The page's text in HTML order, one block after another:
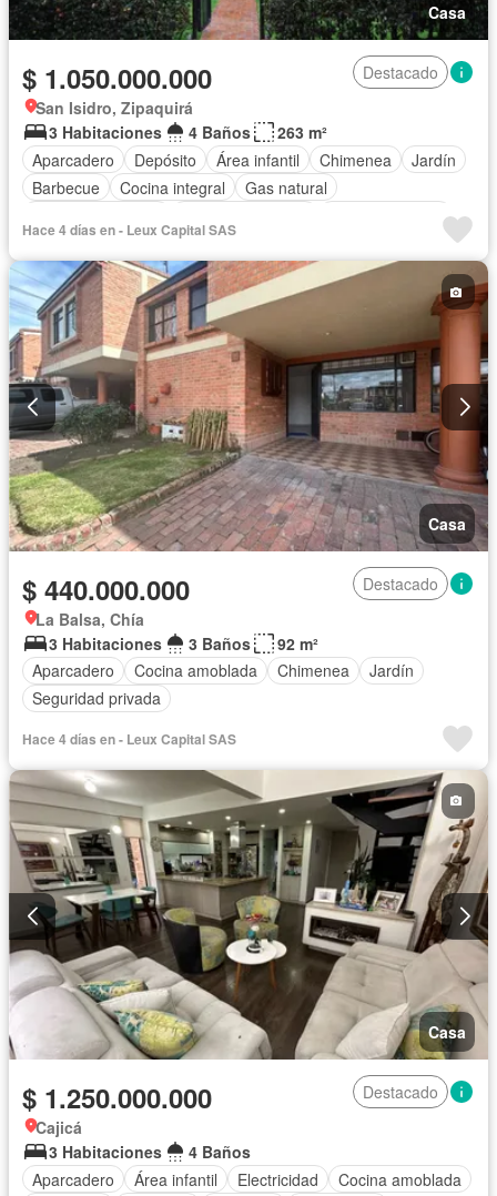
Casa
$ 1.050.000.000
Destacado
San Isidro, Zipaquirá
3 Habitaciones
4 Baños
263 m²
Aparcadero
Depósito Área infantil Chimenea
Jardín
Barbecue
Cocina integral
Gas natural
Hace 4 días en - Leux Capital SAS
Casa
$ 440.000.000
Destacado
La Balsa, Chía
3 Habitaciones
3 Baños
92 m²
Aparcadero
Cocina amoblada Chimenea
Jardín
Seguridad privada
Hace 4 días en - Leux Capital SAS
Casa
$ 1.250.000.000
Destacado
Cajicá
3 Habitaciones
4 Baños
Aparcadero
Área infantil Electricidad
Cocina amoblada